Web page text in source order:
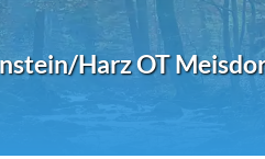
Harz OT